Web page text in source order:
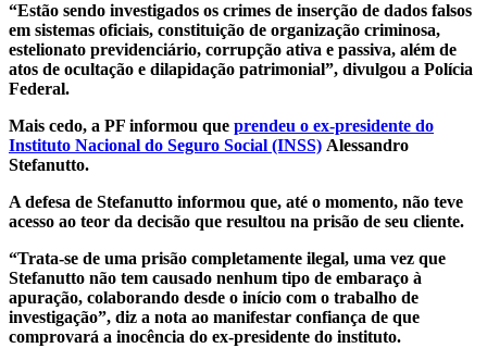
“Estão sendo investigados os crimes de inserção de dados falsos
em sistemas oficiais, constituição de organização criminosa,
estelionato previdenciário, corrupção ativa e passiva, além de
atos de ocultação e dilapidação patrimonial”, divulgou a Polícia
Federal.
Mais cedo, a PF informou que prendeu o ex-presidente do
Instituto Nacional do Seguro Social (INSS) Alessandro
Stefanutto.
A defesa de Stefanutto informou que, até o momento, não teve
acesso ao teor da decisão que resultou na prisão de seu cliente.
“Trata-se de uma prisão completamente ilegal, uma vez que
Stefanutto não tem causado nenhum tipo de embaraço à
apuração, colaborando desde o início com o trabalho de
investigação”, diz a nota ao manifestar confiança de que
comprovará a inocência do ex-presidente do instituto.